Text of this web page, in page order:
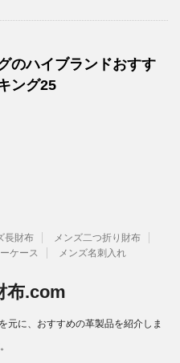
のハイブランドおすす
ング25
長財布
メンズ二つ折り財布
ケース メンズ名刺入れ
布.com
元に、おすすめの革製品を紹介しま